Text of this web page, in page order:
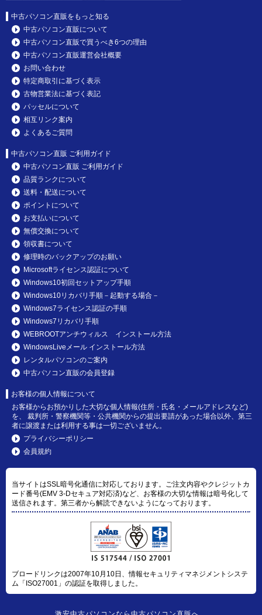
中古パソコン直販をもっと知る
中古パソコン直販について
中古パソコン直販で買うべき6つの理由
中古パソコン直販運営会社概要
お問い合わせ
特定商取引に基づく表示
古物営業法に基づく表記
パッセルについて
相互リンク案内
よくあるご質問
中古パソコン直販 ご利用ガイド
中古パソコン直販 ご利用ガイド
品質ランクについて
送料・配送について
ポイントについて
お支払いについて
無償交換について
領収書について
修理時のバックアップのお願い
Microsoftライセンス認証について
Windows10初回セットアップ手順
Windows10リカバリ手順－起動する場合－
Windows7ライセンス認証の手順
Windows7リカバリ手順
WEBROOTアンチウィルス インストール方法
WindowsLiveメール インストール方法
レンタルパソコンのご案内
中古パソコン直販の会員登録
お客様の個人情報について
お客様からお預かりした大切な個人情報(住所・氏名・メールアドレスなど)
を、 裁判所・警察機関等・公共機関からの提出要請があった場合以外、第三
者に譲渡または利用する事は一切ございません。
プライバシーポリシー
会員規約
当サイトはSSL暗号化通信に対応しております。ご注文内容やクレジットカ
ード番号(EMV 3-Dセキュア対応済)など、お客様の大切な情報は暗号化して
送信されます。第三者から解読できないようになっております。
ブロードリンクは2007年10月10日、情報セキュリティマネジメントシステ
ム「ISO27001」の認証を取得しました。